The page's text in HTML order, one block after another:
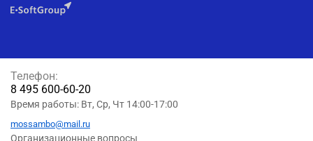
Телефон:
8 495 600-60-20
Время работы: Вт, Ср, Чт 14:00-17:00
mossambo@mail.ru
Организационные вопросы